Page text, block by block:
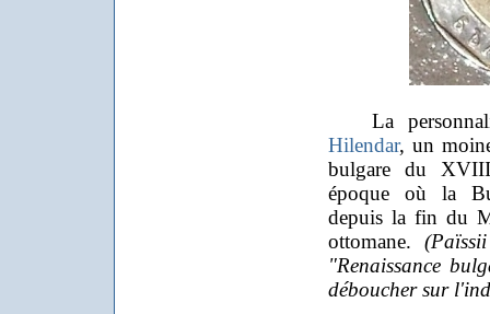
La
Hilendar, un
bulgare du
époque où la
depuis la fin du
ottomane.
"Renaissance
déboucher sur